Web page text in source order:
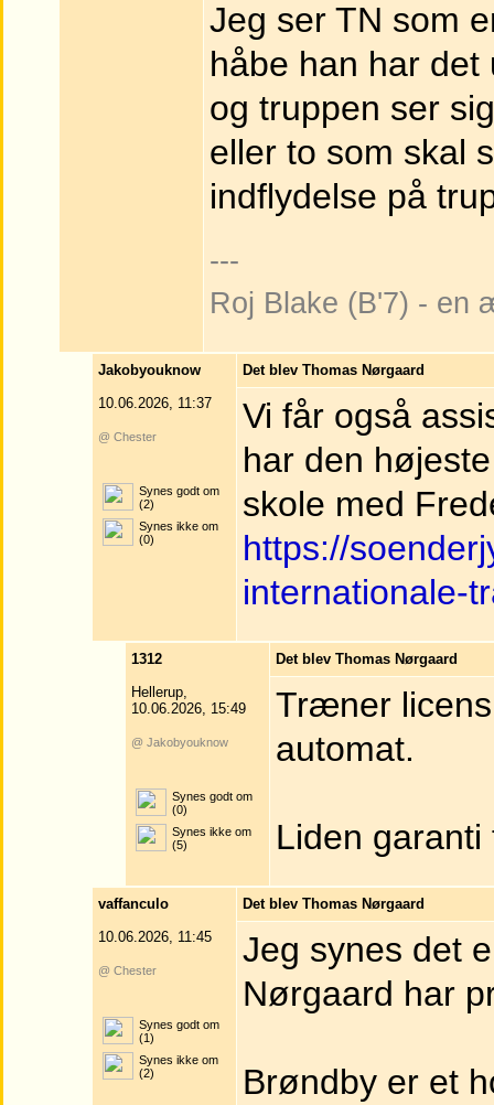
Jeg ser TN som
håbe han har
og truppen ser
eller to som skal
indflydelse på
---
Roj Blake (B'7) - en
Jakobyouknow
10.06.2026, 11:37
@ Chester
Synes godt om
(2)
Synes ikke om
(0)
Det blev Thomas Nørgaard
Vi får også
har den
skole med
https://
internationale-
1312
Hellerup,
10.06.2026, 15:49
@ Jakobyouknow
Synes godt om
(0)
Synes ikke om
(5)
Det blev Thomas Nørgaard
Træner
automat.
Liden
vaffanculo
10.06.2026, 11:45
@ Chester
Synes godt om
(1)
Synes ikke om
(2)
Det blev Thomas Nørgaard
Jeg synes det
Nørgaard har
Brøndby er et